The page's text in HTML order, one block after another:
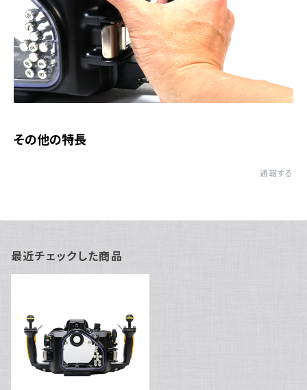
その他の特長
通報する
最近チェックした商品